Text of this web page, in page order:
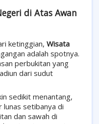
di Atas Awan
ketinggian, Wisata
adalah spotnya.
perbukitan yang
dari sudut
sedikit menantang,
lunas setibanya di
dan sawah di